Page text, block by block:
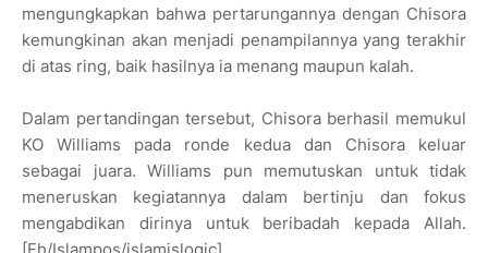
mengungkapkan bahwa pertarungannya dengan Chisora
kemungkinan akan menjadi penampilannya yang terakhir
di atas ring, baik hasilnya ia menang maupun kalah.
Dalam pertandingan tersebut, Chisora berhasil memukul
KO Williams pada ronde kedua dan Chisora keluar
sebagai juara. Williams pun memutuskan untuk tidak
meneruskan kegiatannya dalam bertinju dan fokus
mengabdikan dirinya untuk beribadah kepada Allah.